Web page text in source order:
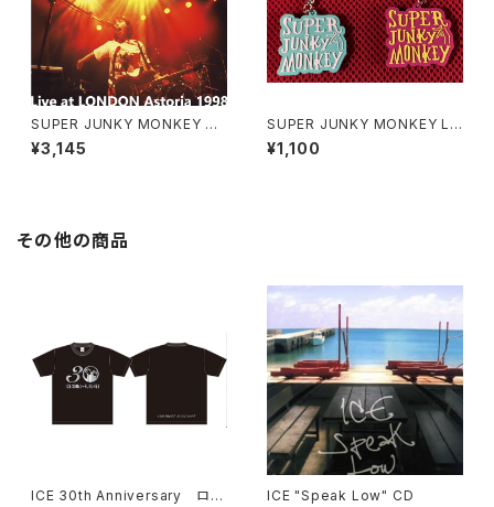
SUPER JUNKY MONKEY CD
"Live at LONDON Astoria 1
998"
¥3,145
SUPER JUNKY MONKEY L
Wデザイン ラバーキーホルダー
（２個セット）
¥1,100
その他の商品
ICE 30th Anniversary ロゴ
ICE "Speak Low" CD